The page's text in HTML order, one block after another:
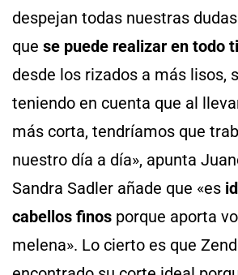
despejan todas nuestras
que se puede realizar en todo
desde los rizados a más lisos,
teniendo en cuenta que al
más corta, tendríamos que
nuestro día a día», apunta
Sandra Sadler añade que «es
cabellos finos porque aporta
melena». Lo cierto es que